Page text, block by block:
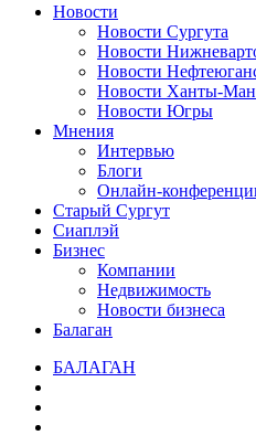
Новости
Новости Сургута
Новости
Новости
Новости Ханты-
Новости Югры
Мнения
Интервью
Блоги
Онлайн-
Старый Сургут
Сиаплэй
Бизнес
Компании
Недвижимость
Новости бизнеса
Балаган
БАЛАГАН